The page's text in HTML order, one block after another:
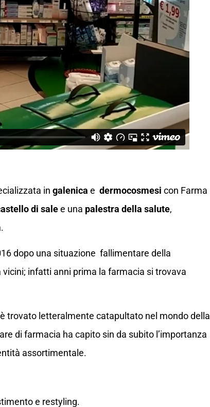
in galenica e dermocosmesi con Farma
di salee una palestra della salute,
dopo una situazione fallimentare della
infatti anni prima la farmacia si trovava
trovato letteralmente catapultato nel mondo della
di farmacia ha capito sin da subito l’importanza
assortimentale.
e restyling.